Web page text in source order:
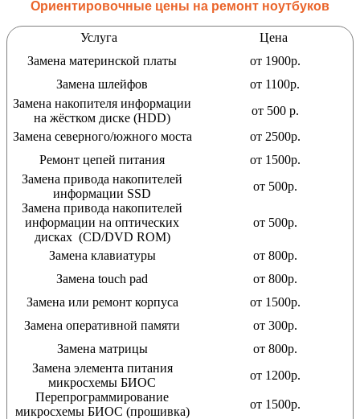
Ориентировочные цены на ремонт ноутбуков
Услуга
Цена
Замена материнской платы
от 1900р.
Замена шлейфов
от 1100р.
Замена накопителя информации
на жёстком диске (HDD)
от 500 р.
Замена северного/южного моста
от 2500р.
Ремонт цепей питания
от 1500р.
Замена привода накопителей
информации SSD
от 500р.
Замена привода накопителей
информации на оптических
дисках (CD/DVD ROM)
от 500р.
Замена клавиатуры
от 800р.
Замена touch pad
от 800р.
Замена или ремонт корпуса
от 1500р.
Замена оперативной памяти
от 300р.
Замена матрицы
от 800р.
Замена элемента питания
микросхемы БИОС
от 1200р.
Перепрограммирование
микросхемы БИОС (прошивка)
от 1500р.